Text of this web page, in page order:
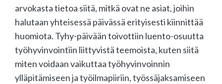
arvokasta tietoa siitä, mitkä ovat ne asiat, joihin
halutaan yhteisessä päivässä erityisesti kiinnittää
huomiota. Tyhy-päivään toivottiin luento-osuutta
työhyvinvointiin liittyvistä teemoista, kuten siitä
miten voidaan vaikuttaa työhyvinvoinnin
ylläpitämiseen ja työilmapiiriin, työssäjaksamiseen